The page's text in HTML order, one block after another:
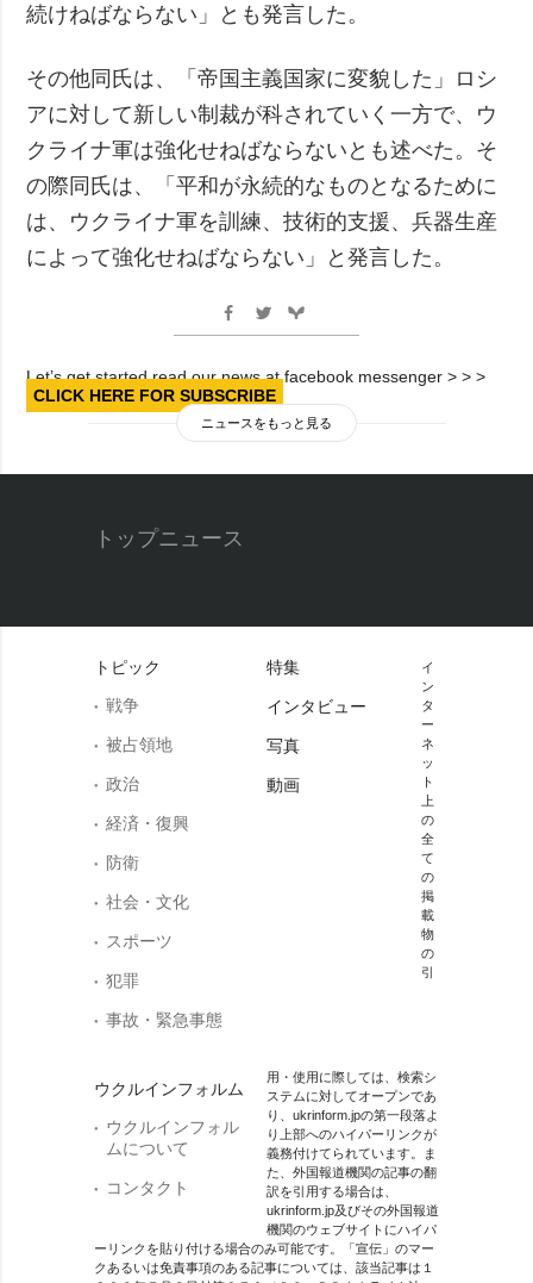
続けねばならない」とも発言した。
その他同氏は、「帝国主義国家に変貌した」ロシ
アに対して新しい制裁が科されていく一方で、ウ
クライナ軍は強化せねばならないとも述べた。そ
の際同氏は、「平和が永続的なものとなるために
は、ウクライナ軍を訓練、技術的支援、兵器生産
によって強化せねばならない」と発言した。
Let’s get started read our news at facebook messenger > > >
CLICK HERE FOR SUBSCRIBE
ニュースをもっと見る
トップニュース
トピック
戦争
被占領地
政治
経済・復興
防衛
社会・文化
スポーツ
犯罪
事故・緊急事態
ウクルインフォルム
ウクルインフォル
ムについて
コンタクト
特集
インタビュー
写真
動画
イ
ン
タ
ー
ネ
ッ
ト
上
の
全
て
の
掲
載
物
の
引
用・使用に際しては、検索シ
ステムに対してオープンであ
り、ukrinform.jpの第一段落よ
り上部へのハイパーリンクが
義務付けてられています。ま
た、外国報道機関の記事の翻
訳を引用する場合は、
ukrinform.jp及びその外国報道
機関のウェブサイトにハイパ
ーリンクを貼り付ける場合のみ可能です。「宣伝」のマー
クあるいは免責事項のある記事については、該当記事は１